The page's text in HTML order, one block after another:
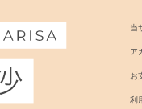
当
ア
お
利